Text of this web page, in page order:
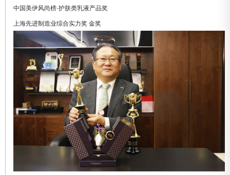
中国美伊风尚榜·护肤类乳液产品奖
上海先进制造业综合实力奖 金奖